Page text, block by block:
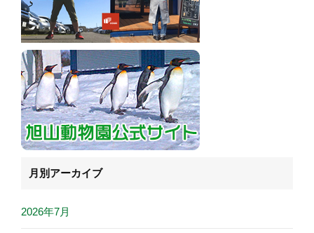
月別アーカイブ
2026年7月